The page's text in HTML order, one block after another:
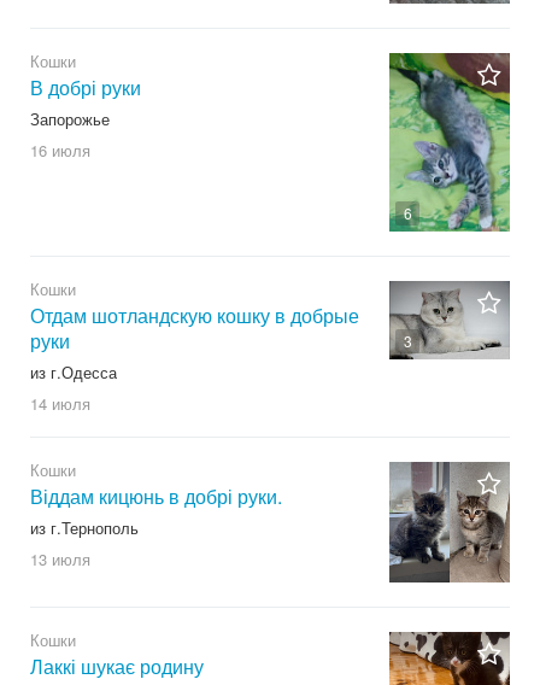
6
Кошки
В добрі руки
Запорожье
16 июля
3
Кошки
Отдам шотландскую кошку в добрые
руки
из г.Одесса
14 июля
Кошки
Віддам кицюнь в добрі руки.
из г.Тернополь
13 июля
Кошки
Лаккі шукає родину